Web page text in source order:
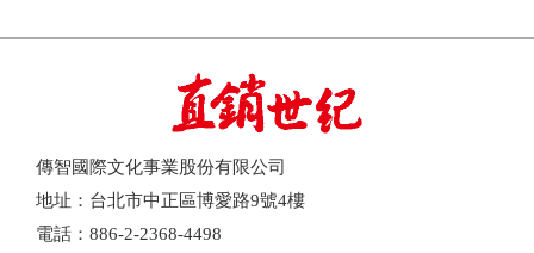
傳智國際文化事業股份有限公司
地址：台北市中正區博愛路9號4樓
電話：886-2-2368-4498